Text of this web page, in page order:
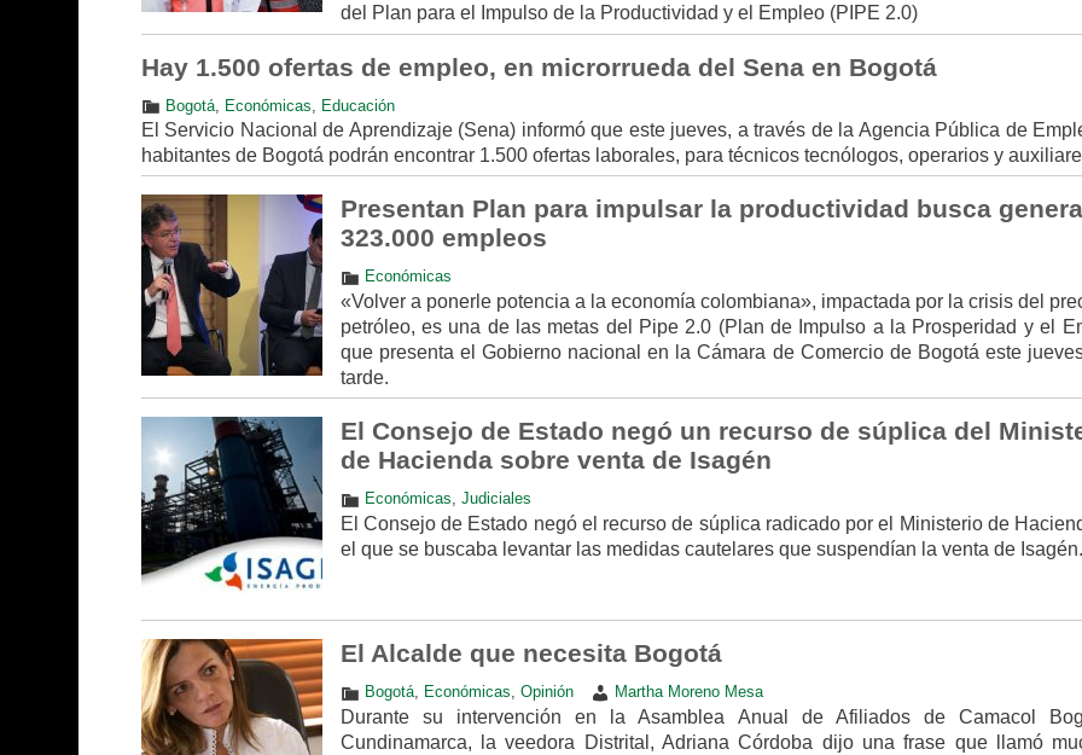
del Plan para el Impulso de la Productividad y el Empleo (PIPE 2.0)
Hay 1.500 ofertas de empleo, en microrrueda del Sena en Bogotá
Bogotá, Económicas Educación
El Servicio Nacional de Aprendizaje (Sena) informó que este jueves, a través de la Agencia Pública de
habitantes de Bogotá podrán encontrar 1.500 ofertas laborales, para técnicos tecnólogos, operarios y
Presentan Plan para impulsar la productividad busca
323.000 empleos
Económicas
«Volver a ponerle potencia a la economía colombiana», impactada por la crisis del
petróleo, es una de las metas del Pipe 2.0 (Plan de Impulso a la Prosperidad y el
que presenta el Gobierno nacional en la Cámara de Comercio de Bogotá este
tarde.
El Consejo de Estado negó un recurso de súplica del
de Hacienda sobre venta de Isagén
Económicas, Judiciales
El Consejo de Estado negó el recurso de súplica radicado por el Ministerio de
el que se buscaba levantar las medidas cautelares que suspendían la venta de Isagén.
El Alcalde que necesita Bogotá
Bogotá, Económicas, Opinión Martha Moreno Mesa
Durante su intervención en la Asamblea Anual de Afiliados de Camacol
Cundinamarca, la veedora Distrital, Adriana Córdoba dijo una frase que llamó